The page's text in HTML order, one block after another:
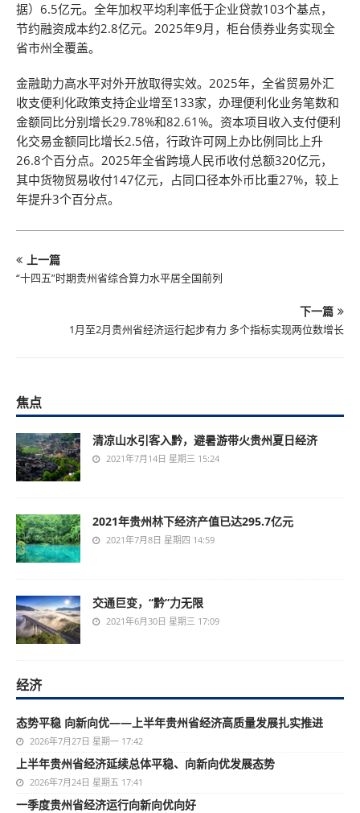
据）6.5亿元。全年加权平均利率低于企业贷款103个基点，
节约融资成本约2.8亿元。2025年9月，柜台债券业务实现全
省市州全覆盖。
金融助力高水平对外开放取得实效。2025年，全省贸易外汇
收支便利化政策支持企业增至133家，办理便利化业务笔数和
金额同比分别增长29.78%和82.61%。资本项目收入支付便利
化交易金额同比增长2.5倍，行政许可网上办比例同比上升
26.8个百分点。2025年全省跨境人民币收付总额320亿元，
其中货物贸易收付147亿元，占同口径本外币比重27%，较上
年提升3个百分点。
上一篇
“十四五”时期贵州省综合算力水平居全国前列
下一篇
1月至2月贵州省经济运行起步有力 多个指标实现两位数增长
焦点
清凉山水引客入黔，避暑游带火贵州夏日经济
2021年7月14日 星期三 15:24
2021年贵州林下经济产值已达295.7亿元
2021年7月8日 星期四 14:59
交通巨变，“黔”力无限
2021年6月30日 星期三 17:09
经济
态势平稳 向新向优——上半年贵州省经济高质量发展扎实推进
2026年7月27日 星期一 17:42
上半年贵州省经济延续总体平稳、向新向优发展态势
2026年7月24日 星期五 17:41
一季度贵州省经济运行向新向优向好